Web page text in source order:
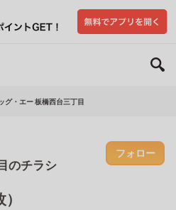
グ・エー 板橋西台三丁目
のチラシ
フォロー